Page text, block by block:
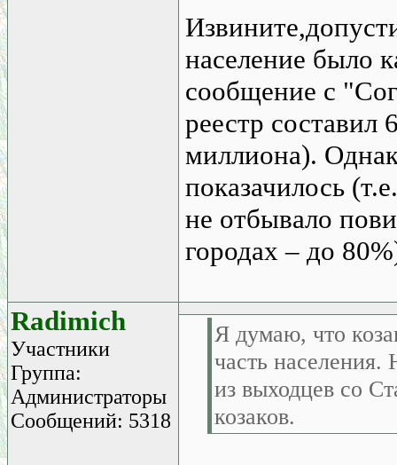
население было
сообщение с
реестр
миллиона).
показачилось
не отбывало
городах – до
Radimich
Участники
Группа:
Администраторы
Сообщений: 5318
Я думаю, что
часть
из выходцев со
козаков.